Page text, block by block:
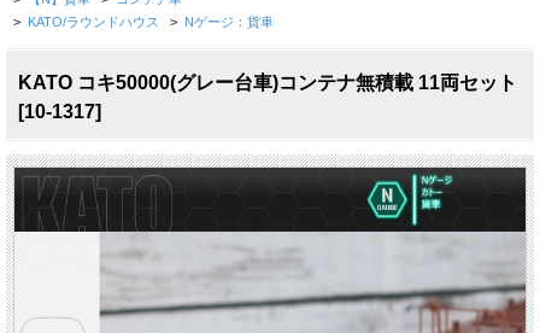
> KATO/ラウンドハウス > Nゲージ：貨車
KATO コキ50000(グレー台車)コンテナ無積載 11両セット
[10-1317]